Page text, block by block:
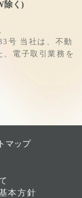
除く)
号 当社は、不動
、電子取引業務を
マップ
本方針